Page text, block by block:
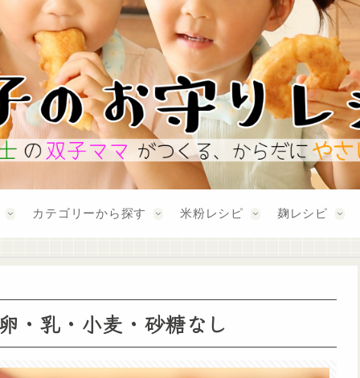
カテゴリーから探す 米粉レシピ 麹レシピ
・乳・小麦・砂糖なし